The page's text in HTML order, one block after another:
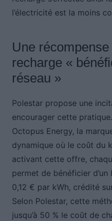
l’électricité est la moins
Une
recharge «
réseau »
Polestar propose une
encourager cette
Octopus Energy, la
dynamique où le coût du
activant cette offre,
permet de bénéficier
0,12 € par kWh, crédité
Selon Polestar, cette
jusqu’à 50 % le coût de